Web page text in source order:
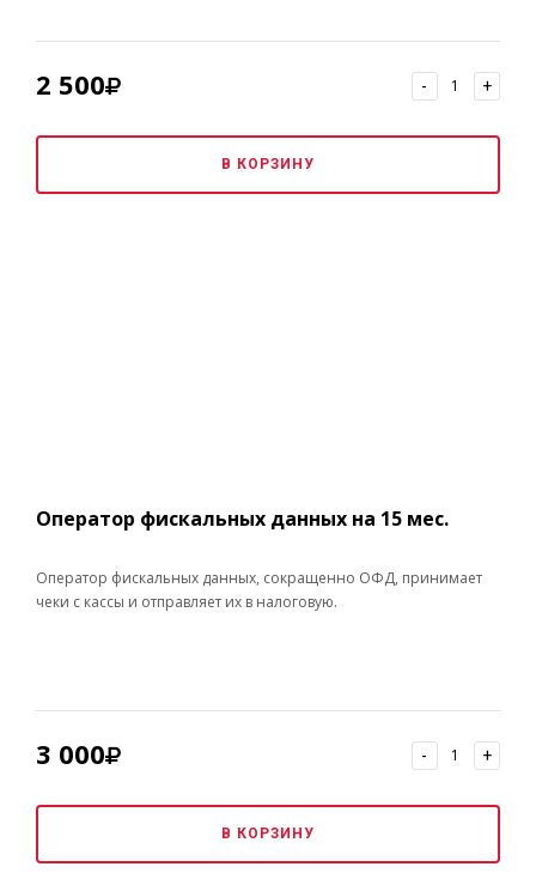
2 500 - +
В КОРЗИНУ
Оператор фискальных данных на 15 мес.
Оператор фискальных данных, сокращенно ОФД, принимает
чеки с кассы и отправляет их в налоговую.
3 000 - +
В КОРЗИНУ